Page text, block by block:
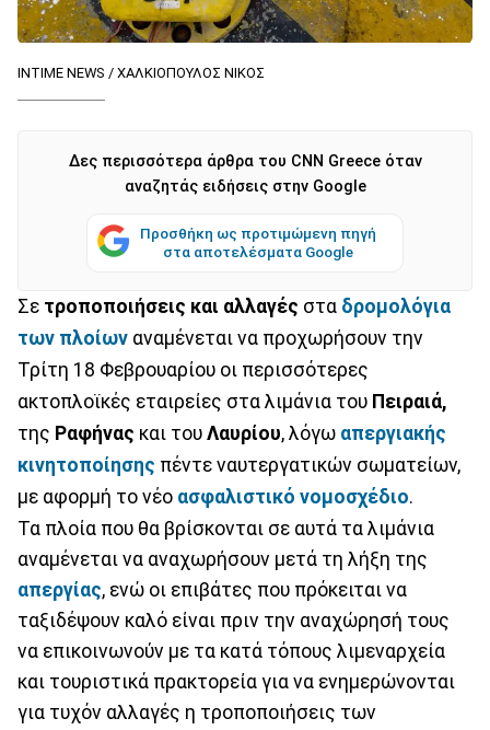
INTIME NEWS / ΧΑΛΚΙΟΠΟΥΛΟΣ ΝΙΚΟΣ
Δες περισσότερα άρθρα του CNN Greece όταν
αναζητάς ειδήσεις στην Google
Προσθήκη ως προτιμώμενη πηγή
στα αποτελέσματα Google
Σε τροποποιήσεις και αλλαγές στα δρομολόγια
των πλοίων αναμένεται να προχωρήσουν την
Τρίτη 18 Φεβρουαρίου οι περισσότερες
ακτοπλοϊκές εταιρείες στα λιμάνια του Πειραιά,
της Ραφήνας και του Λαυρίου, λόγω απεργιακής
κινητοποίησης πέντε ναυτεργατικών σωματείων,
με αφορμή το νέο ασφαλιστικό νομοσχέδιο.
Τα πλοία που θα βρίσκονται σε αυτά τα λιμάνια
αναμένεται να αναχωρήσουν μετά τη λήξη της
απεργίας, ενώ οι επιβάτες που πρόκειται να
ταξιδέψουν καλό είναι πριν την αναχώρησή τους
να επικοινωνούν με τα κατά τόπους λιμεναρχεία
και τουριστικά πρακτορεία για να ενημερώνονται
για τυχόν αλλαγές η τροποποιήσεις των